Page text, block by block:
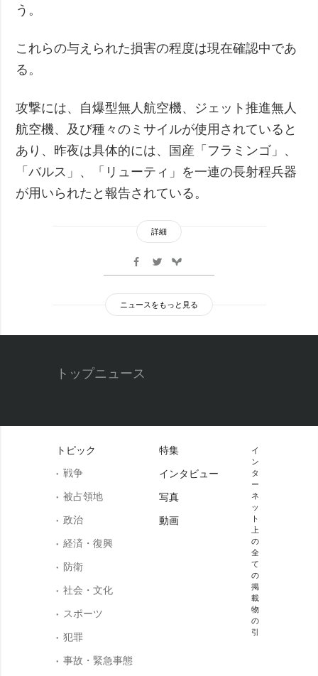
う。
これらの与えられた損害の程度は現在確認中であ
る。
攻撃には、自爆型無人航空機、ジェット推進無人
航空機、及び種々のミサイルが使用されていると
あり、昨夜は具体的には、国産「フラミンゴ」、
「バルス」、「リューティ」を一連の長射程兵器
が用いられたと報告されている。
詳細
ニュースをもっと見る
トップニュース
トピック
戦争
被占領地
政治
経済・復興
防衛
社会・文化
スポーツ
犯罪
事故・緊急事態
特集
インタビュー
写真
動画
イ
ン
タ
ー
ネ
ッ
ト
上
の
全
て
の
掲
載
物
の
引